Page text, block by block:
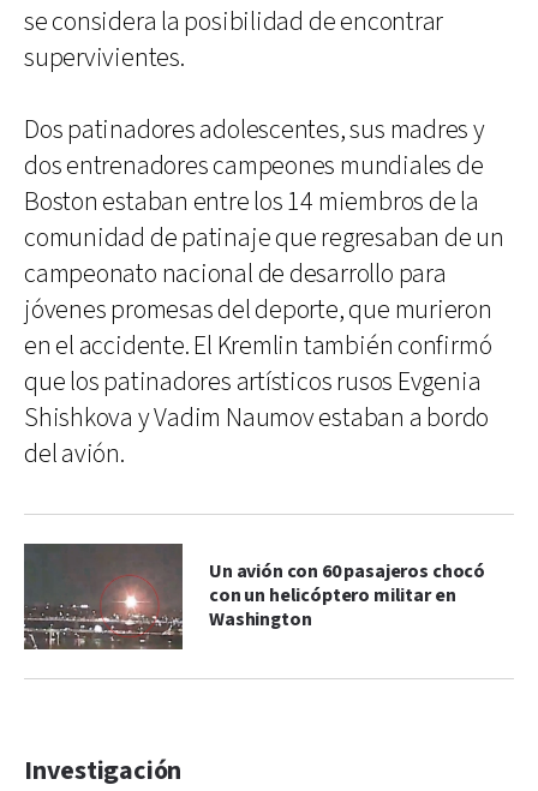
se considera la posibilidad de encontrar
supervivientes.
Dos patinadores adolescentes, sus madres y
dos entrenadores campeones mundiales de
Boston estaban entre los 14 miembros de la
comunidad de patinaje que regresaban de un
campeonato nacional de desarrollo para
jóvenes promesas del deporte, que murieron
en el accidente. El Kremlin también confirmó
que los patinadores artísticos rusos Evgenia
Shishkova y Vadim Naumov estaban a bordo
del avión.
Un avión con 60 pasajeros chocó
con un helicóptero militar en
Washington
Investigación